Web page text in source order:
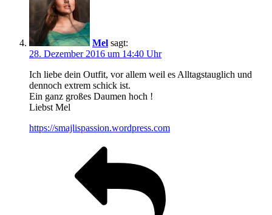
Mel sagt:
28. Dezember 2016 um 14:40 Uhr
Ich liebe dein Outfit, vor allem weil es Alltagstauglich und
dennoch extrem schick ist.
Ein ganz großes Daumen hoch !
Liebst Mel
https://smajlispassion.wordpress.com